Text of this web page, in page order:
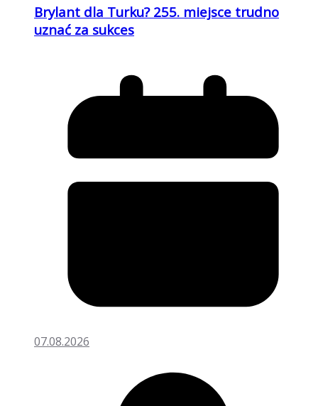
Brylant dla Turku? 255. miejsce trudno
uznać za sukces
07.08.2026